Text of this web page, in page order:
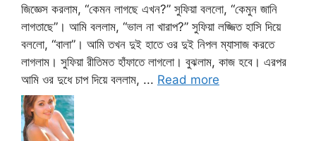
জিজ্ঞেস করলাম, “কেমন লাগছে এখন?” সুফিয়া বললো, “কেমুন জানি
লাগতাছে”। আমি বললাম, “ভাল না খারাপ?” সুফিয়া লজ্জিত হাসি দিয়ে
বললো, “বালা”। আমি তখন দুই হাতে ওর দুই নিপল ম্যাসাজ করতে
লাগলাম। সুফিয়া রীতিমত হাঁফাতে লাগলো। বুঝলাম, কাজ হবে। এরপর
আমি ওর দুধে চাপ দিয়ে বললাম, ... Read more